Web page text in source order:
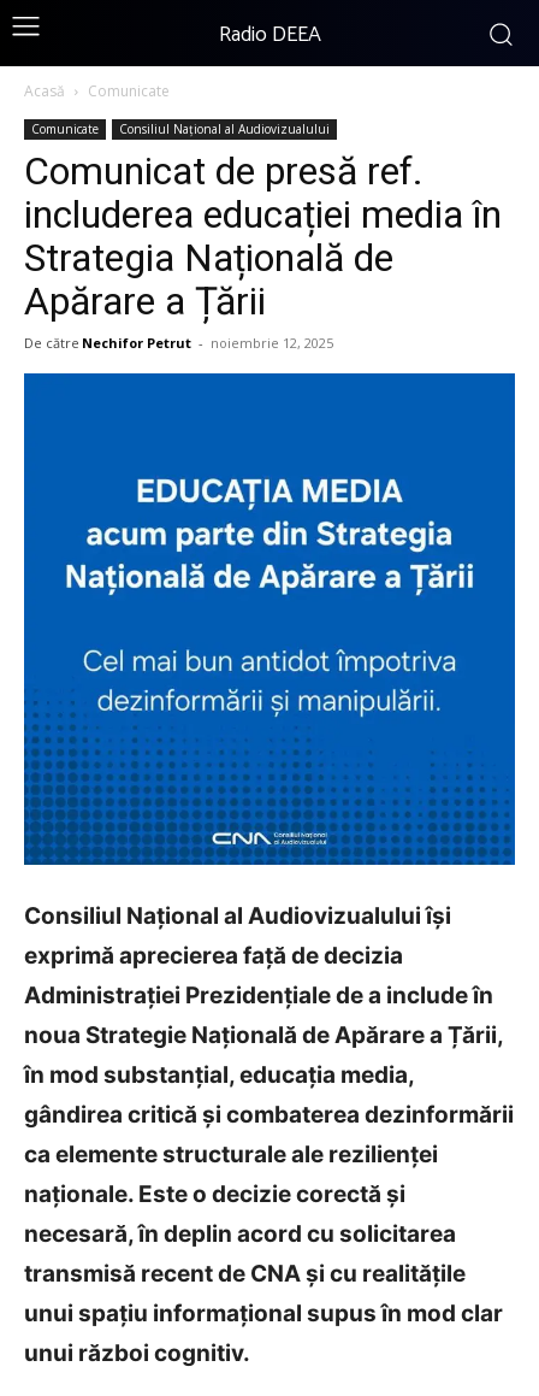
Radio DEEA
Acasă Comunicate
Comunicate Consiliul Național al Audiovizualului
Comunicat de presă ref.
includerea educației media în
Strategia Națională de
Apărare a Țării
De către Nechifor Petrut - noiembrie 12, 2025
Consiliul Național al Audiovizualului își
exprimă aprecierea față de decizia
Administrației Prezidențiale de a include în
noua Strategie Națională de Apărare a Țării,
în mod substanțial, educația media,
gândirea critică și combaterea dezinformării
ca elemente structurale ale rezilienței
naționale. Este o decizie corectă și
necesară, în deplin acord cu solicitarea
transmisă recent de CNA și cu realitățile
unui spațiu informațional supus în mod clar
unui război cognitiv.